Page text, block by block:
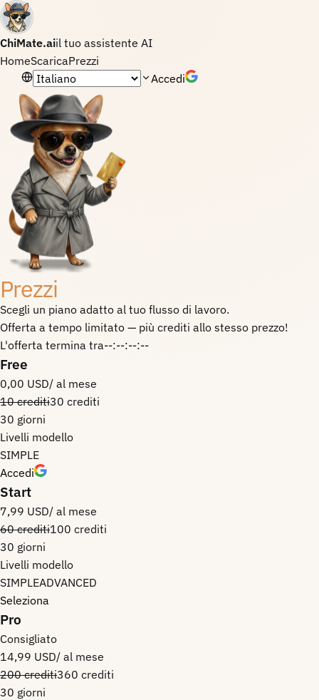
ChiMate.aiil tuo assistente AI
HomeScaricaPrezzi
Lingua
Accedi
Prezzi
Scegli un piano adatto al tuo flusso di lavoro.
Offerta a tempo limitato — più crediti allo stesso prezzo!
L'offerta termina tra--:--:--:--
Free
0,00 USD/ al mese
10 crediti30 crediti
30 giorni
Livelli modello
SIMPLE
Accedi
Start
7,99 USD/ al mese
60 crediti100 crediti
30 giorni
Livelli modello
SIMPLEADVANCED
Seleziona
Pro
Consigliato
14,99 USD/ al mese
200 crediti360 crediti
30 giorni